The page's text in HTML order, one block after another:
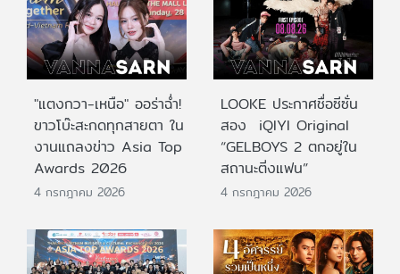
"แตงกวา-เหนือ" ออร่าฉ่ำ!
ขาวโบ๊ะสะกดทุกสายตา ใน
งานแถลงข่าว Asia Top
Awards 2026
4 กรกฎาคม 2026
LOOKE ประกาศชื่อซีซั่น
สอง iQIYI Original
“GELBOYS 2 ตกอยู่ใน
สถานะติ่งแฟน”
4 กรกฎาคม 2026